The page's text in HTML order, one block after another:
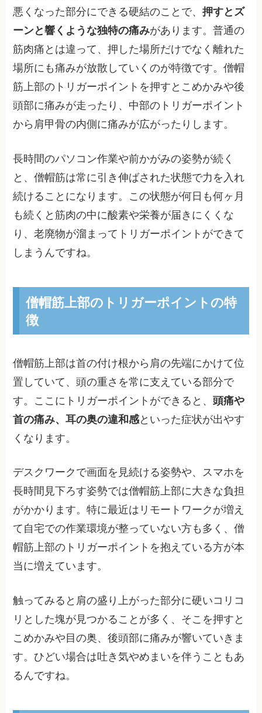
悪くなった部分にできる硬結のことで、押すとズ
ーンと響くような独特の痛みがあります。普通の
筋肉痛とは違って、押した場所だけでなく離れた
場所にも痛みが放散していくのが特徴です。僧帽
筋上部のトリガーポイントを押すとこめかみや後
頭部に痛みが走ったり、中部のトリガーポイント
から肩甲骨の内側に痛みが広がったりします。
長時間のパソコン作業や前かがみの姿勢が続く
と、僧帽筋は常に引き伸ばされた状態で力を入れ
続けることになります。この状態が何日も何ヶ月
も続くと筋肉の中に酸素や栄養が届きにくくな
り、老廃物が溜まってトリガーポイントができて
しまうんですね。
僧帽筋上部のトリガーポイントの特
徴
僧帽筋上部は首の付け根から肩の先端にかけて位
置していて、頭の重さを常に支えている部分で
す。ここにトリガーポイントができると、頭痛や
首の痛み、耳の奥の違和感といった症状が出やす
くなります。
デスクワークで画面を見続ける姿勢や、スマホを
長時間見下ろす姿勢では僧帽筋上部に大きな負担
がかかります。特に最近はリモートワークが増え
て自宅での作業環境が整っていない方も多く、僧
帽筋上部のトリガーポイントを抱えている方が本
当に増えています。
触ってみると肩の盛り上がった部分に硬いコリコ
リとした塊が見つかることが多く、そこを押すと
こめかみや目の奥、後頭部に痛みが響いていきま
す。ひどい場合は吐き気やめまいを伴うこともあ
るんですね。